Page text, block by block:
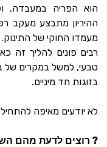
הוא הפריה במעבדה,
ההיריון מתבצע מעקב
מעמדו החוקי של
רבים פונים להליך זה
טבעי, למשל במקרים של
בזוגות חד מיניים.
לא יודעים מאיפה להתחיל
? רוצים לדעת מהם